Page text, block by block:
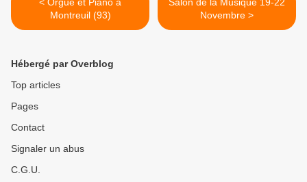
Montreuil (93)
Novembre >
Hébergé par Overblog
Top articles
Pages
Contact
Signaler un abus
C.G.U.